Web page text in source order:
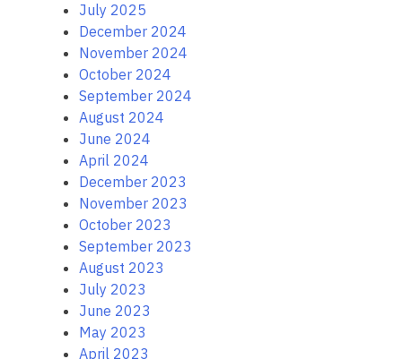
July 2025
December 2024
November 2024
October 2024
September 2024
August 2024
June 2024
April 2024
December 2023
November 2023
October 2023
September 2023
August 2023
July 2023
June 2023
May 2023
April 2023